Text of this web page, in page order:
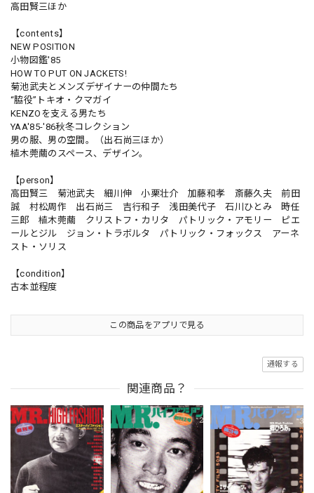
高田賢三ほか
【contents】
NEW POSITION
小物図鑑'85
HOW TO PUT ON JACKETS!
菊池武夫とメンズデザイナーの仲間たち
“脇役”トキオ・クマガイ
KENZOを支える男たち
YAA'85-'86秋冬コレクション
男の服、男の空間。（出石尚三ほか）
植木莞繭のスペース、デザイン。
【person】
高田賢三 菊池武夫 細川伸 小栗壮介 加藤和孝 斎藤久夫 前田
誠 村松周作 出石尚三 吉行和子 浅田美代子 石川ひとみ 時任
三郎 植木莞繭 クリストフ・カリタ パトリック・アモリー ピエ
ールとジル ジョン・トラボルタ パトリック・フォックス アーネ
スト・ソリス
【condition】
古本並程度
この商品をアプリで見る
通報する
関連商品？